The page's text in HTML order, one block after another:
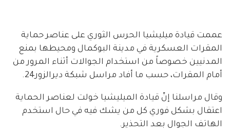
عممت قيادة ميليشيا الحرس الثوري على عناصر حماية
المقرات العسكرية في مدينة البوكمال ومحيطها بمنع
المدنيين خصوصاً من استخدام الجوالات أثناء المرور من
أمام المقرات، حسب ما أفاد مراسل شبكة ديرالزور24.
وقال مراسلنا إنّ قيادة الميليشيا خولت لعناصر الحماية
اعتقال بشكل فوري كل من يشك فيه في حال استخدم
الهاتف الجوال بعد التحذير.